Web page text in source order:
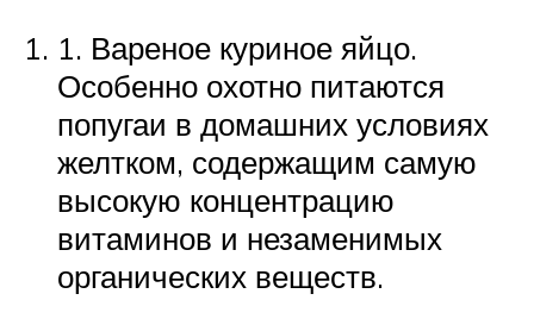
1. Вареное куриное яйцо.
Особенно охотно питаются
попугаи в домашних условиях
желтком, содержащим самую
высокую концентрацию
витаминов и незаменимых
органических веществ.